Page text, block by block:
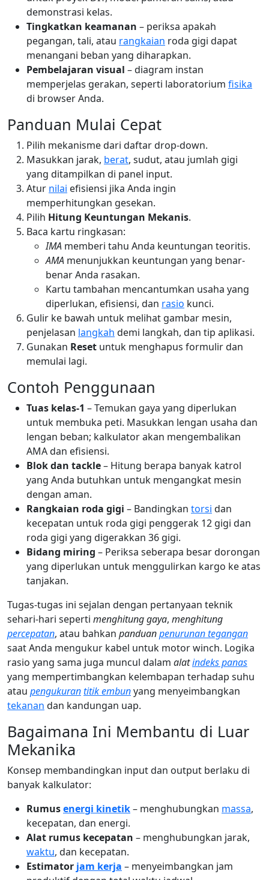
demonstrasi kelas.
Tingkatkan keamanan – periksa apakah
pegangan, tali, atau rangkaian roda gigi dapat
menangani beban yang diharapkan.
Pembelajaran visual – diagram instan
memperjelas gerakan, seperti laboratorium fisika
di browser Anda.
Panduan Mulai Cepat
Pilih mekanisme dari daftar drop-down.
Masukkan jarak, berat, sudut, atau jumlah gigi
yang ditampilkan di panel input.
Atur nilai efisiensi jika Anda ingin
memperhitungkan gesekan.
Pilih Hitung Keuntungan Mekanis.
Baca kartu ringkasan:
IMA memberi tahu Anda keuntungan teoritis.
AMA menunjukkan keuntungan yang benar-
benar Anda rasakan.
Kartu tambahan mencantumkan usaha yang
diperlukan, efisiensi, dan rasio kunci.
Gulir ke bawah untuk melihat gambar mesin,
penjelasan langkah demi langkah, dan tip aplikasi.
Gunakan Reset untuk menghapus formulir dan
memulai lagi.
Contoh Penggunaan
Tuas kelas-1 – Temukan gaya yang diperlukan
untuk membuka peti. Masukkan lengan usaha dan
lengan beban; kalkulator akan mengembalikan
AMA dan efisiensi.
Blok dan tackle– Hitung berapa banyak katrol
yang Anda butuhkan untuk mengangkat mesin
dengan aman.
Rangkaian roda gigi – Bandingkan torsi dan
kecepatan untuk roda gigi penggerak 12 gigi dan
roda gigi yang digerakkan 36 gigi.
Bidang miring – Periksa seberapa besar dorongan
yang diperlukan untuk menggulirkan kargo ke atas
tanjakan.
Tugas-tugas ini sejalan dengan pertanyaan teknik
sehari-hari seperti menghitung gaya, menghitung
percepatan, atau bahkan panduanpenurunan tegangan
saat Anda mengukur kabel untuk motor winch. Logika
rasio yang sama juga muncul dalam alatindeks panas
yang mempertimbangkan kelembapan terhadap suhu
atau pengukurantitik embunyang menyeimbangkan
tekanan dan kandungan uap.
Bagaimana Ini Membantu di Luar
Mekanika
Konsep membandingkan input dan output berlaku di
banyak kalkulator:
Rumusenergi kinetik– menghubungkan massa,
kecepatan, dan energi.
Alat rumus kecepatan – menghubungkan jarak,
waktu, dan kecepatan.
Estimator jam kerja – menyeimbangkan jam